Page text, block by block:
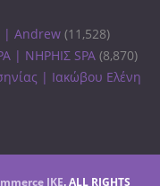
| Andrew (11,528)
| ΝΗΡΗΙΣ SPA (8,870)
| Ιακώβου Ελένη
IKE. ALL RIGHTS